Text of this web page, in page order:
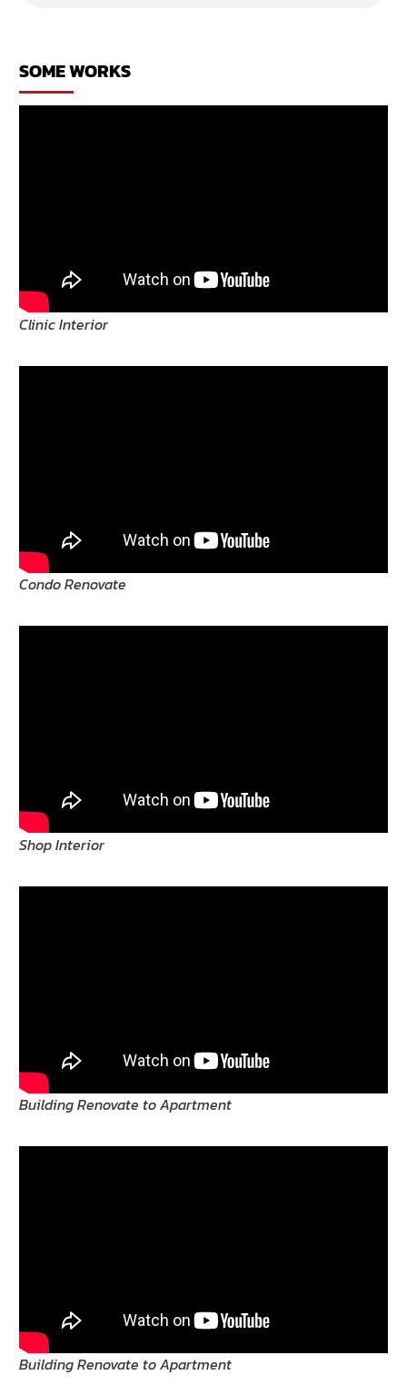
SOME WORKS
Clinic Interior
Condo Renovate
Shop Interior
Building Renovate to Apartment
Building Renovate to Apartment